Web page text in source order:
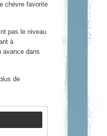
chèvre favorite
pas le niveau
à
avance dans
de